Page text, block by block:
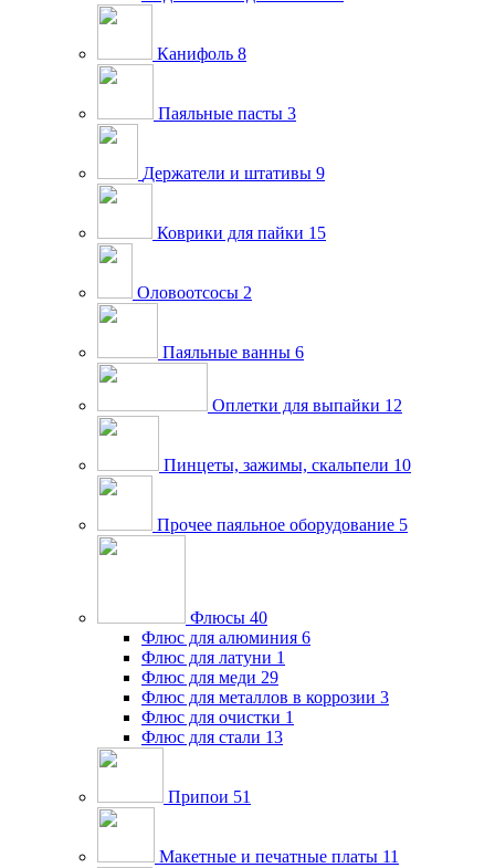
Канифоль 8
Паяльные пасты 3
Держатели и штативы 9
Коврики для пайки 15
Оловоотсосы 2
Паяльные ванны 6
Оплетки для выпайки 12
Пинцеты, зажимы, скальпели 10
Прочее паяльное оборудование 5
Флюсы 40
Флюс для алюминия 6
Флюс для латуни 1
Флюс для меди 29
Флюс для металлов в коррозии 3
Флюс для очистки 1
Флюс для стали 13
Припои 51
Макетные и печатные платы 11